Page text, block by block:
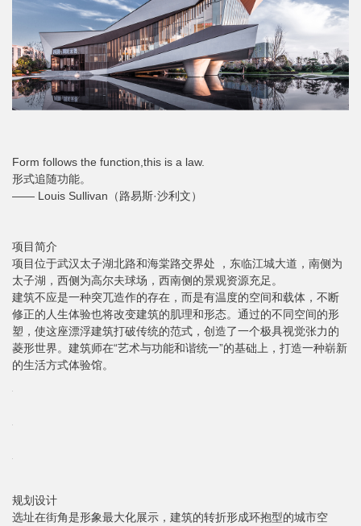
Form follows the function,this is a law.
形式追随功能。
—— Louis Sullivan（路易斯·沙利文）
项目简介
项目位于武汉太子湖北路和海棠路交界处 ，东临江城大道，南侧为
太子湖，西侧为高尔夫球场，西南侧的景观资源充足。
建筑不应是一种突兀造作的存在，而是有温度的空间和载体，不断
修正的人生体验也将改变建筑的肌理和形态。通过的不同空间的形
塑，使这座漂浮建筑打破传统的范式，创造了一个极具视觉张力的
菱形世界。建筑师在“艺术与功能和谐统一”的基础上，打造一种崭新
的生活方式体验馆。
规划设计
选址在街角是形象最大化展示，建筑的转折形成环抱型的城市空